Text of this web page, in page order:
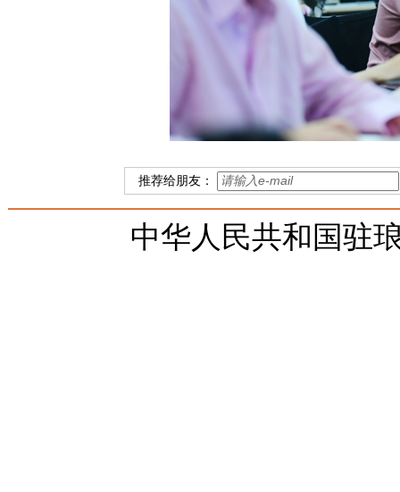
推荐给朋友：
中华人民共和国驻